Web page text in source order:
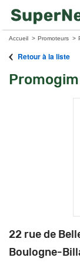
Accueil Promoteurs
Retour à la liste
Promogim
22 rue de
Boulogne-